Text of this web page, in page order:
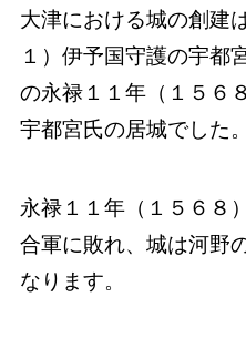
大津における城の創建
１）伊予国守護の宇都
の永禄１１年（１５６
宇都宮氏の居城でした。
永禄１１年（１５６８
合軍に敗れ、城は河野
なります。